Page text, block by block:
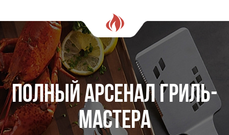
Полный арсенал гриль-
мастера